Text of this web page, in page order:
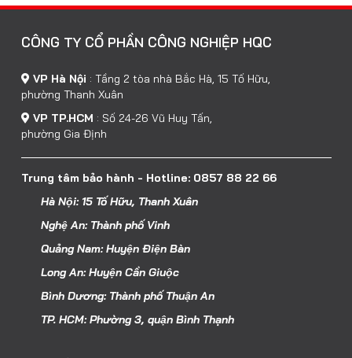
CÔNG TY CỔ PHẦN CÔNG NGHIỆP HQC
VP Hà Nội : Tầng 2 tòa nhà Bắc Hà, 15 Tố Hữu,
phường Thanh Xuân
VP TP.HCM : Số 24-26 Vũ Huy Tấn,
phường Gia Định
Trung tâm bảo hành - Hotline: 0857 88 22 66
Hà Nội: 15 Tố Hữu, Thanh Xuân
Nghệ An: Thành phố Vinh
Quảng Nam: Huyện Điện Bàn
Long An: Huyện Cần Giuộc
Bình Dương: Thành phố Thuận An
TP. HCM: Phường 3, quận Bình Thạnh